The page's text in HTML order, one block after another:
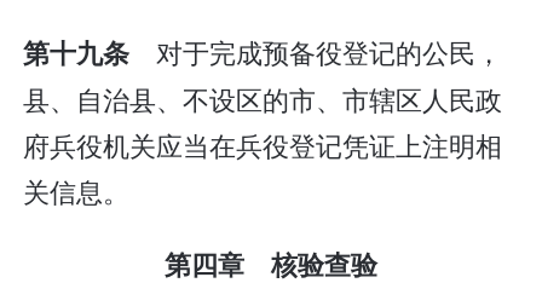
第十九条对于完成预备役登记的公民，
县、自治县、不设区的市、市辖区人民政
府兵役机关应当在兵役登记凭证上注明相
关信息。
第四章 核验查验